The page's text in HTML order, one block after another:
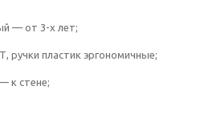
— от 3-х лет;
ручки пластик эргономичные;
к стене;